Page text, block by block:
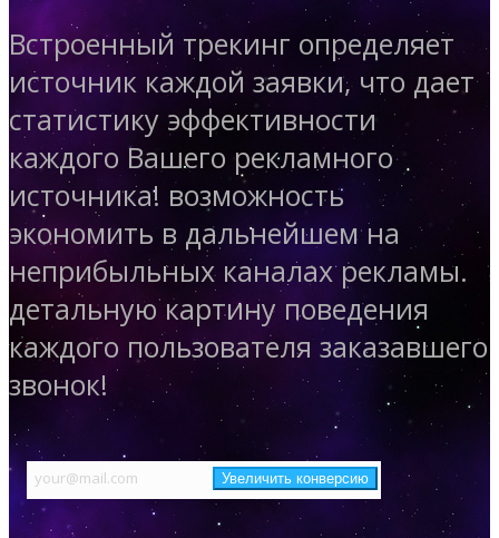
Встроенный трекинг определяет
источник каждой заявки, что дает
статистику эффективности
каждого Вашего рекламного
источника! возможность
экономить в дальнейшем на
неприбыльных каналах рекламы.
детальную картину поведения
каждого пользователя заказавшего
звонок!